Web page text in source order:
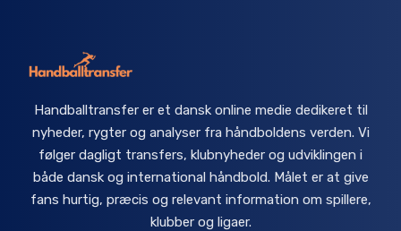
Handballtransfer er et dansk online medie dedikeret til
nyheder, rygter og analyser fra håndboldens verden. Vi
følger dagligt transfers, klubnyheder og udviklingen i
både dansk og international håndbold. Målet er at give
fans hurtig, præcis og relevant information om spillere,
klubber og ligaer.